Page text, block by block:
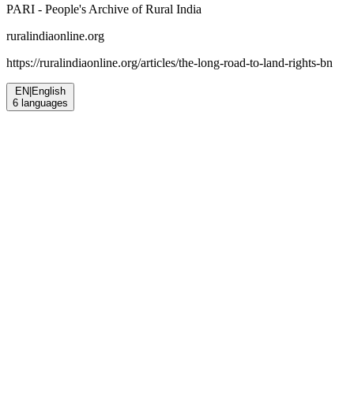
PARI - People's Archive of Rural India
ruralindiaonline.org
https://ruralindiaonline.org/articles/the-long-road-to-land-rights-bn
EN|English
6 languages